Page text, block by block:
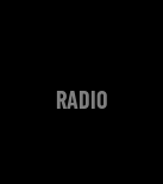
RADIO